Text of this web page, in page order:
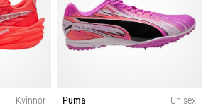
Kvinnor
Puma
Unisex